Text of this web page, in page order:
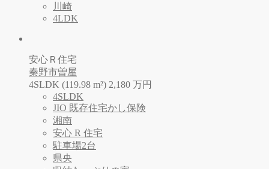
川崎
4LDK
安心Ｒ住宅
秦野市曽屋
4SLDK (119.98 m²) 2,180 万円
4SLDK
JIO 既存住宅かし保険
湘南
安心 R 住宅
駐車場2台
県央